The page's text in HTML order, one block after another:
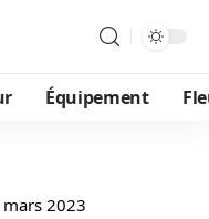
Équipement
2023